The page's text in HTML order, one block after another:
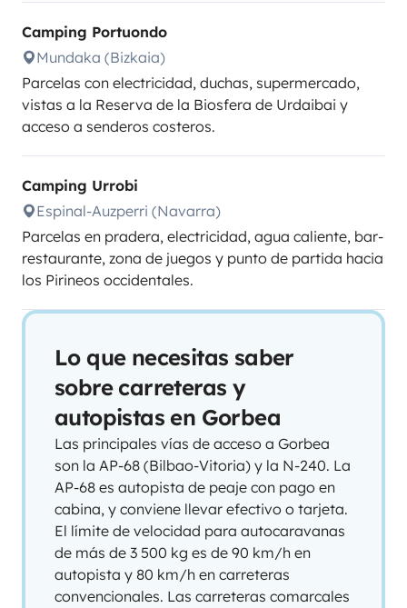
Camping Portuondo
Mundaka (Bizkaia)
Parcelas con electricidad, duchas, supermercado,
vistas a la Reserva de la Biosfera de Urdaibai y
acceso a senderos costeros.
Camping Urrobi
Espinal-Auzperri (Navarra)
Parcelas en pradera, electricidad, agua caliente, bar-
restaurante, zona de juegos y punto de partida hacia
los Pirineos occidentales.
Lo que necesitas saber
sobre carreteras y
autopistas en Gorbea
Las principales vías de acceso a Gorbea
son la AP-68 (Bilbao-Vitoria) y la N-240. La
AP-68 es autopista de peaje con pago en
cabina, y conviene llevar efectivo o tarjeta.
El límite de velocidad para autocaravanas
de más de 3 500 kg es de 90 km/h en
autopista y 80 km/h en carreteras
convencionales. Las carreteras comarcales